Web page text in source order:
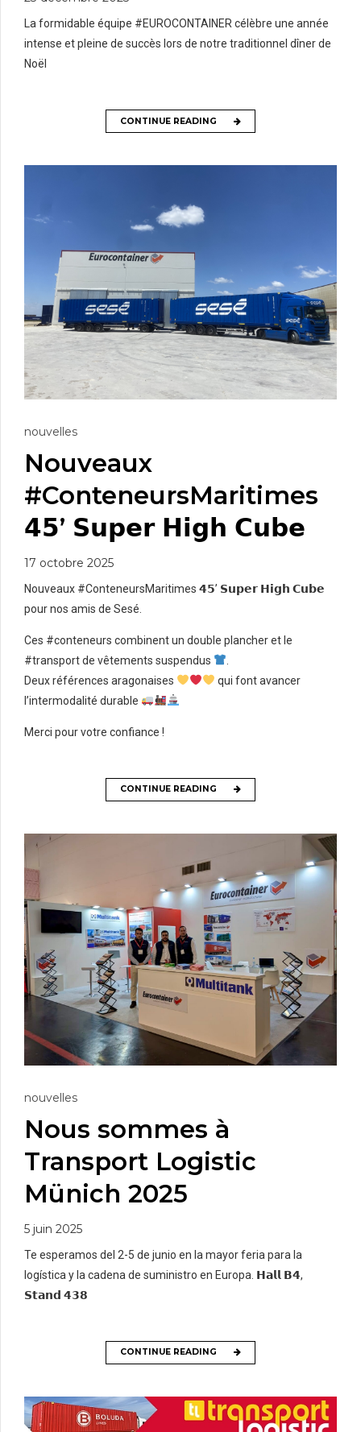
La formidable équipe #EUROCONTAINER célèbre une année
intense et pleine de succès lors de notre traditionnel dîner de
Noël
CONTINUE READING
nouvelles
Nouveaux
#ConteneursMaritimes
𝟰𝟱’ 𝗦𝘂𝗽𝗲𝗿 𝗛𝗶𝗴𝗵 𝗖𝘂𝗯𝗲
17 octobre 2025
Nouveaux #ConteneursMaritimes 𝟰𝟱’ 𝗦𝘂𝗽𝗲𝗿 𝗛𝗶𝗴𝗵 𝗖𝘂𝗯𝗲
pour nos amis de Sesé.
Ces #conteneurs combinent un double plancher et le
#transport de vêtements suspendus
Deux références aragonaises
qui font avancer
l’intermodalité durable
Merci pour votre confiance !
CONTINUE READING
nouvelles
Nous sommes à
Transport Logistic
Münich 2025
5 juin 2025
Te esperamos del 2-5 de junio en la mayor feria para la
logística y la cadena de suministro en Europa. 𝗛𝗮𝗹𝗹 𝗕𝟰,
𝗦𝘁𝗮𝗻𝗱 𝟰𝟯𝟴
CONTINUE READING